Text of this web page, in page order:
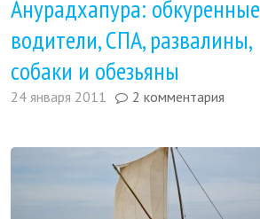
Анурадхапура: обкуренные
водители, СПА, развалины,
собаки и обезьяны
24 января 2011 2 комментария